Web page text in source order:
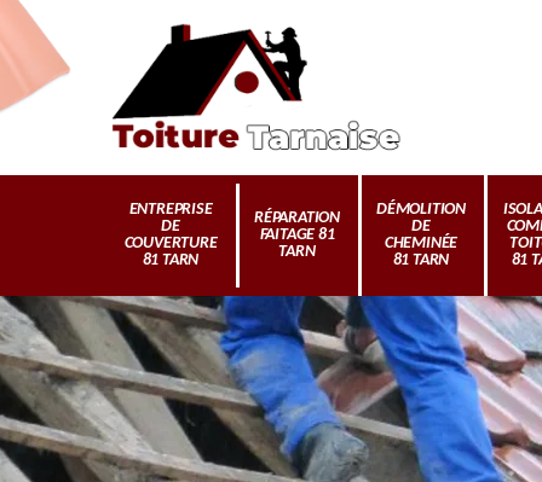
ENTREPRISE
DE
COUVERTURE
81 TARN
RÉPARATION
FAITAGE 81
TARN
DÉMOLITION
DE
CHEMINÉE
81 TARN
81